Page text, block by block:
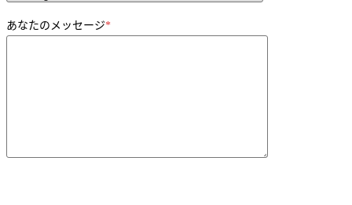
あなたのメッセージ*